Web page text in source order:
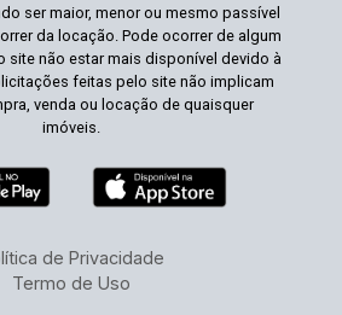
ser maior, menor ou mesmo passível
da locação. Pode ocorrer de algum
site não estar mais disponível devido à
feitas pelo site não implicam
venda ou locação de quaisquer
imóveis.
de Privacidade
Termo de Uso